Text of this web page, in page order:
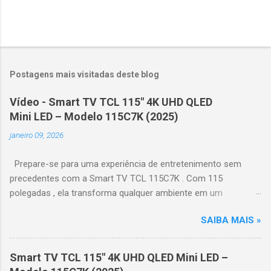
Postagens mais visitadas deste blog
Vídeo - Smart TV TCL 115" 4K UHD QLED
Mini LED – Modelo 115C7K (2025)
janeiro 09, 2026
Prepare-se para uma experiência de entretenimento sem
precedentes com a Smart TV TCL 115C7K . Com 115
polegadas , ela transforma qualquer ambiente em um
e realistas. 🌟 Destaques do produto Tela QLED Mini LED 115” :
controle de iluminação preciso, brilho intenso e cores
vibrantes. Resolução 4K UHD : detalhes impressionantes e
contraste profundo em cada cena. Processador AiPQ :
SAIBA MAIS »
Smart TV TCL 115" 4K UHD QLED Mini LED –